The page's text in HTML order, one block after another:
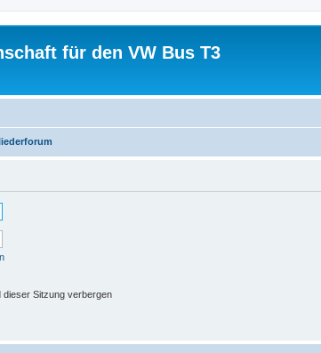
für den VW Bus T3
dieser Sitzung verbergen